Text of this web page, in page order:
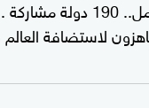
لاستضافة